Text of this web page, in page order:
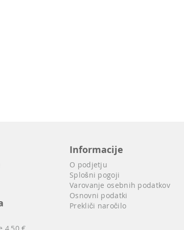
Informacije
O podjetju
Splošni pogoji
Varovanje osebnih podatkov
Osnovni podatki
Prekliči naročilo